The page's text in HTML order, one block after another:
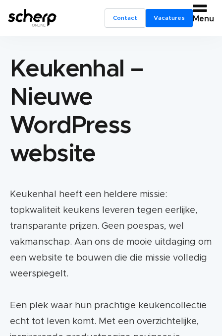
Contact Vacatures Menu
Keukenhal –
Nieuwe
WordPress
website
Keukenhal heeft een heldere missie:
topkwaliteit keukens leveren tegen eerlijke,
transparante prijzen. Geen poespas, wel
vakmanschap. Aan ons de mooie uitdaging om
een website te bouwen die die missie volledig
weerspiegelt.
Een plek waar hun prachtige keukencollectie
echt tot leven komt. Met een overzichtelijke,